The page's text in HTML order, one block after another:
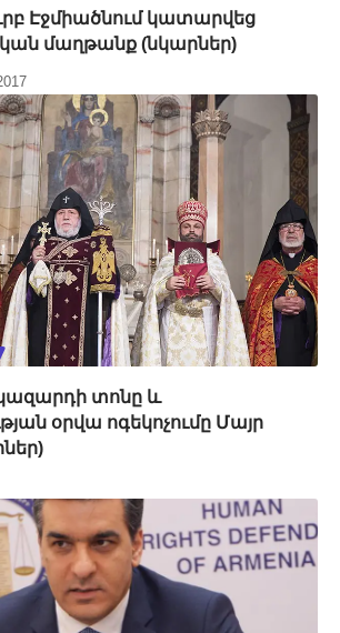
Էջմիածնում կատարվեց
մաղթանք (նկարներ)
տոնը և
օրվա ոգեկոչումը Մայր